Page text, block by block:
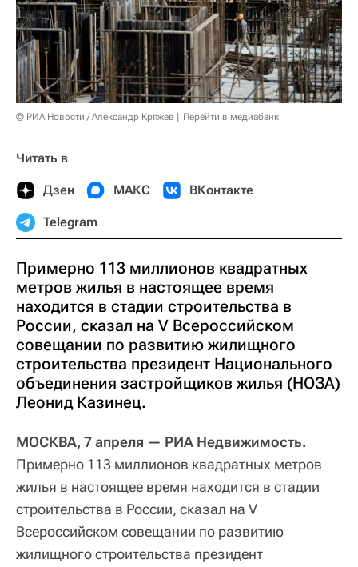
© РИА Новости / Александр Кряжев Перейти в медиабанк
Читать в
Дзен МАКС ВКонтакте
Telegram
Примерно 113 миллионов квадратных
метров жилья в настоящее время
находится в стадии строительства в
России, сказал на V Всероссийском
совещании по развитию жилищного
строительства президент Национального
объединения застройщиков жилья (НОЗА)
Леонид Казинец.
МОСКВА, 7 апреля — РИА Недвижимость.
Примерно 113 миллионов квадратных метров
жилья в настоящее время находится в стадии
строительства в России, сказал на V
Всероссийском совещании по развитию
жилищного строительства президент